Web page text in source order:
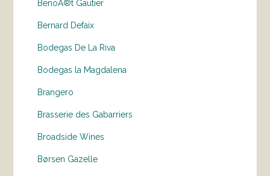
BenoÃ®t Gautier
Bernard Defaix
Bodegas De La Riva
Bodegas la Magdalena
Brangero
Brasserie des Gabarriers
Broadside Wines
Børsen Gazelle